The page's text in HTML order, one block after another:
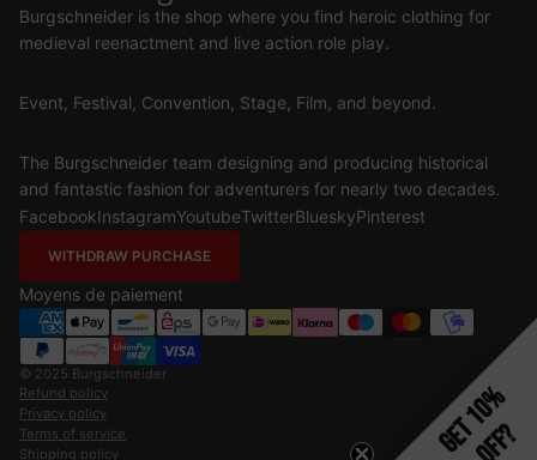
Burgschneider is the shop where you find heroic clothing for
medieval reenactment and live action role play.
Event, Festival, Convention, Stage, Film, and beyond.
The Burgschneider team designing and producing historical
and fantastic fashion for adventurers for nearly two decades.
FacebookInstagramYoutubeTwitterBlueskyPinterest
WITHDRAW PURCHASE
Moyens de paiement
© 2025 Burgschneider
Refund policy
Privacy policy
Terms of service
Shipping policy
Get 10%
Off?